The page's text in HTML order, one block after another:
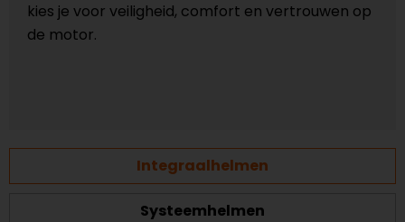
kies je voor veiligheid, comfort en vertrouwen op
de motor.
Integraalhelmen
Systeemhelmen